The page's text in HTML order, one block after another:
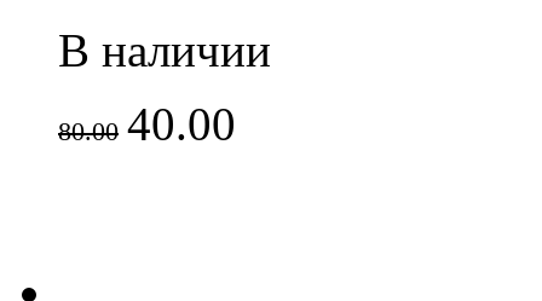
В наличии
80.00 40.00